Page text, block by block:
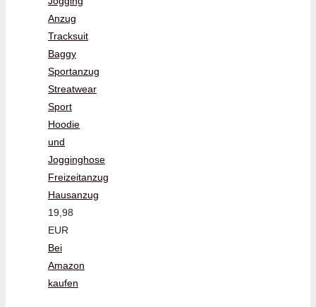
Anzug
Tracksuit
Baggy
Sportanzug
Streatwear
Sport
Hoodie
und
Jogginghose
Freizeitanzug
Hausanzug
19,98
EUR
Bei
Amazon
kaufen